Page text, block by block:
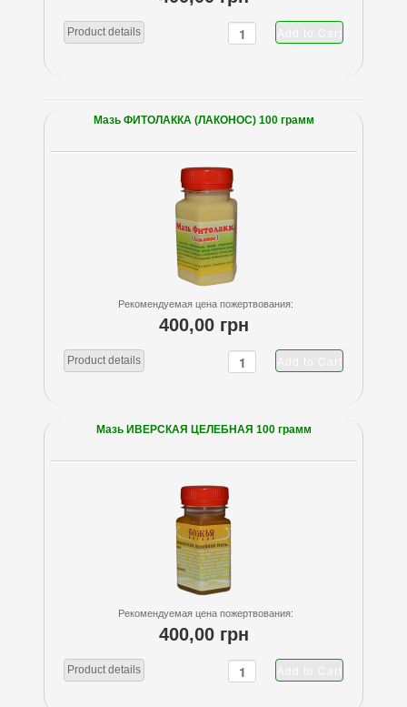
Product details
Мазь ФИТОЛАККА (ЛАКОНОС) 100 грамм
Рекомендуемая цена пожертвования:
400,00 грн
Product details
Мазь ИВЕРСКАЯ ЦЕЛЕБНАЯ 100 грамм
Рекомендуемая цена пожертвования:
400,00 грн
Product details